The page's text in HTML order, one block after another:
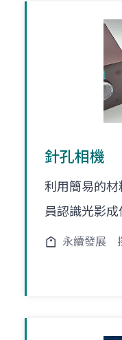
針孔相機
利用簡易的
員認識光影成
永續發展